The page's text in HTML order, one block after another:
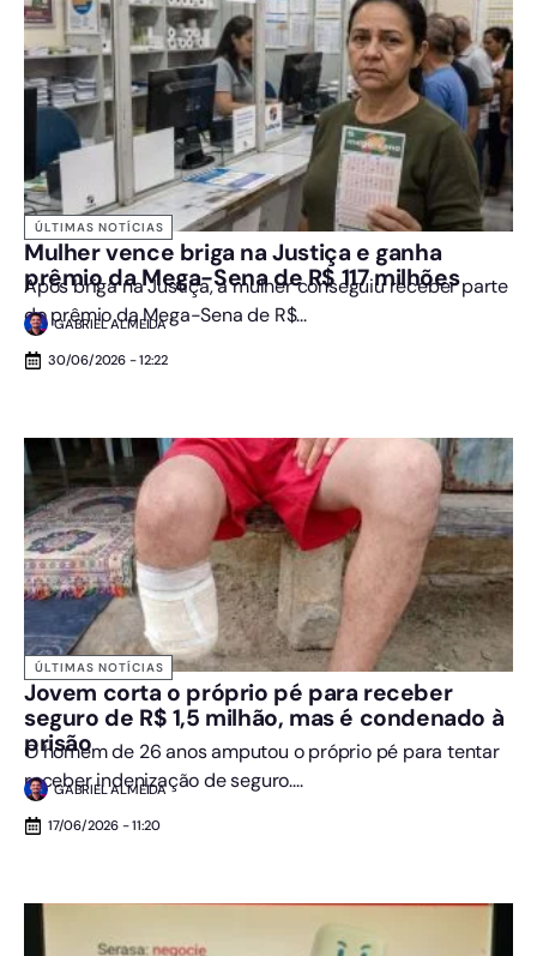
ÚLTIMAS NOTÍCIAS
Mulher vence briga na Justiça e ganha
prêmio da Mega-Sena de R$ 117 milhões
Após briga na Justiça, a mulher conseguiu receber parte
do prêmio da Mega-Sena de R$...
GABRIEL ALMEIDA
30/06/2026 - 12:22
ÚLTIMAS NOTÍCIAS
Jovem corta o próprio pé para receber
seguro de R$ 1,5 milhão, mas é condenado à
prisão
O homem de 26 anos amputou o próprio pé para tentar
receber indenização de seguro....
GABRIEL ALMEIDA
17/06/2026 - 11:20